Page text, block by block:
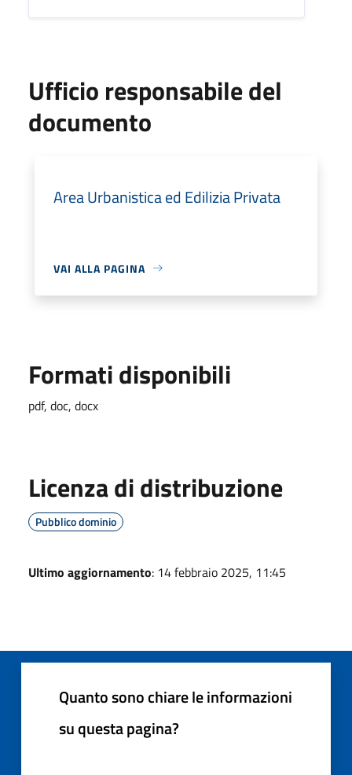
Ufficio responsabile del
documento
Area Urbanistica ed Edilizia Privata
VAI ALLA PAGINA
Formati disponibili
pdf, doc, docx
Licenza di distribuzione
Pubblico dominio
Ultimo aggiornamento: 14 febbraio 2025, 11:45
Quanto sono chiare le informazioni
su questa pagina?